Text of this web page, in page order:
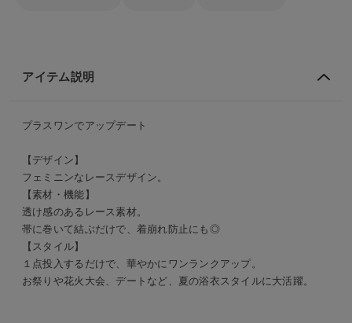
アイテム説明
プラスワンでアップデート
【デザイン】
フェミニンなレースデザイン。
【素材・機能】
透け感のあるレース素材。
帯に巻いて結ぶだけで、着崩れ防止にも◎
【スタイル】
１点投入するだけで、華やかにワンランクアップ。
お祭りや花火大会、デートなど、夏の浴衣スタイルに大活躍。